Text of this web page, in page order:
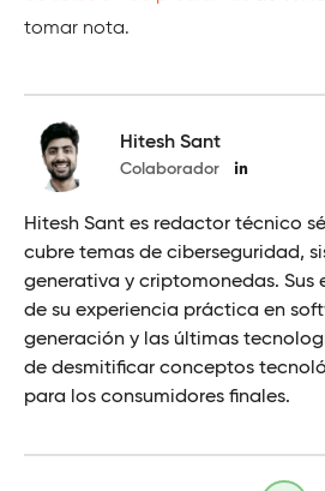
tomar nota.
Hitesh Sant
Colaborador
Hitesh Sant es redactor técnico
cubre temas de ciberseguridad,
generativa y criptomonedas. Sus
de su experiencia práctica en
generación y las últimas
de desmitificar conceptos
para los consumidores finales.